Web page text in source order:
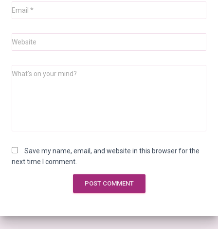
Email *
Website
What's on your mind?
Save my name, email, and website in this browser for the
next time I comment.